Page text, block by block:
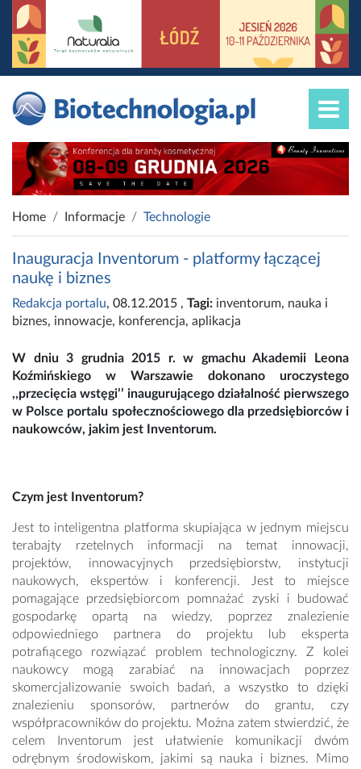
Home Informacje Technologie
Inauguracja Inventorum - platformy łączącej
naukę i biznes
Redakcja portalu, 08.12.2015 , Tagi: inventorum, nauka i
biznes, innowacje, konferencja, aplikacja
W dniu 3 grudnia 2015 r. w gmachu Akademii Leona
Koźmińskiego w Warszawie dokonano uroczystego
,,przecięcia wstęgi’’ inaugurującego działalność pierwszego
w Polsce portalu społecznościowego dla przedsiębiorców i
naukowców, jakim jest Inventorum.
Czym jest Inventorum?
Jest to inteligentna platforma skupiająca w jednym miejscu
terabajty rzetelnych informacji na temat innowacji,
projektów, innowacyjnych przedsiębiorstw, instytucji
naukowych, ekspertów i konferencji. Jest to miejsce
pomagające przedsiębiorcom pomnażać zyski i budować
gospodarkę opartą na wiedzy, poprzez znalezienie
odpowiedniego partnera do projektu lub eksperta
potrafiącego rozwiązać problem technologiczny. Z kolei
naukowcy mogą zarabiać na innowacjach poprzez
skomercjalizowanie swoich badań, a wszystko to dzięki
znalezieniu sponsorów, partnerów do grantu, czy
współpracowników do projektu. Można zatem stwierdzić, że
celem Inventorum jest ułatwienie komunikacji dwóm
odrębnym środowiskom, jakimi są nauka i biznes. Mimo